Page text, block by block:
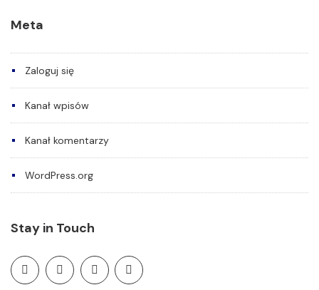
Meta
Zaloguj się
Kanał wpisów
Kanał komentarzy
WordPress.org
Stay in Touch